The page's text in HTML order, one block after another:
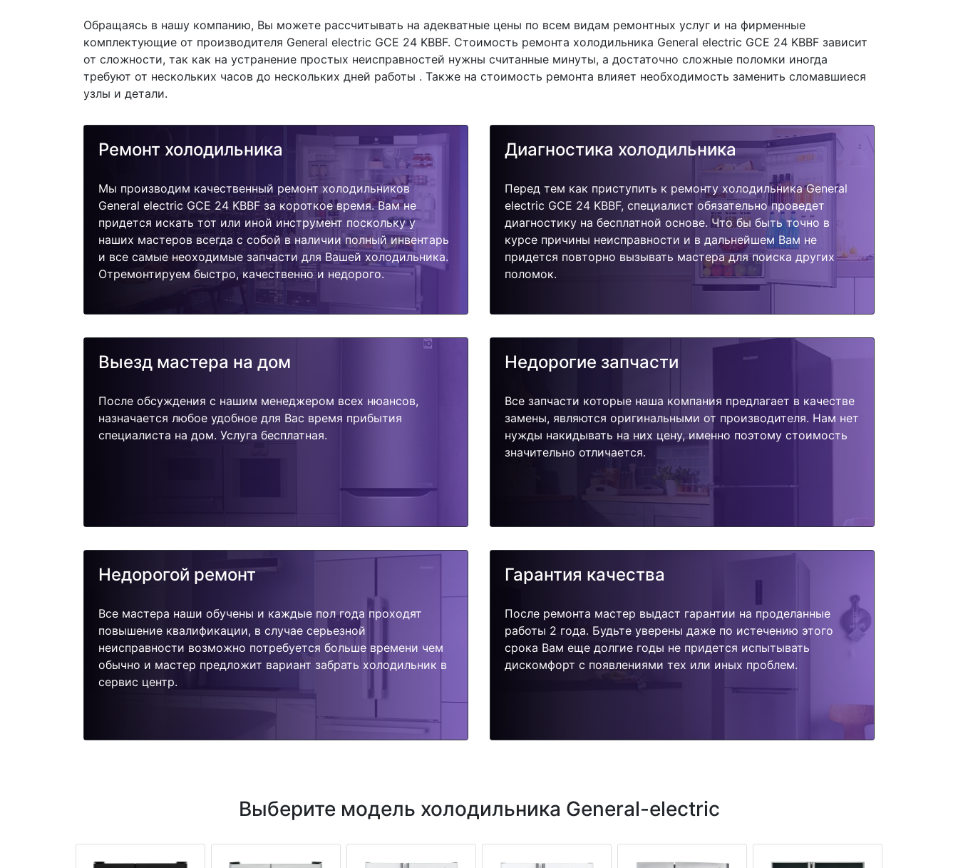
Обращаясь в нашу компанию, Вы можете рассчитывать на адекватные цены по всем видам ремонтных услуг и на фирменные
комплектующие от производителя General electric GCE 24 KBBF. Стоимость ремонта холодильника General electric GCE 24 KBBF зависит
от сложности, так как на устранение простых неисправностей нужны считанные минуты, а достаточно сложные поломки иногда
требуют от нескольких часов до нескольких дней работы . Также на стоимость ремонта влияет необходимость заменить сломавшиеся
узлы и детали.
Ремонт холодильника
Мы производим качественный ремонт холодильников
General electric GCE 24 KBBF за короткое время. Вам не
придется искать тот или иной инструмент поскольку у
наших мастеров всегда с собой в наличии полный инвентарь
и все самые неоходимые запчасти для Вашей холодильника.
Отремонтируем быстро, качественно и недорого.
Диагностика холодильника
Перед тем как приступить к ремонту холодильника General
electric GCE 24 KBBF, специалист обязательно проведет
диагностику на бесплатной основе. Что бы быть точно в
курсе причины неисправности и в дальнейшем Вам не
придется повторно вызывать мастера для поиска других
поломок.
Выезд мастера на дом
После обсуждения с нашим менеджером всех нюансов,
назначается любое удобное для Вас время прибытия
специалиста на дом. Услуга бесплатная.
Недорогие запчасти
Все запчасти которые наша компания предлагает в качестве
замены, являются оригинальными от производителя. Нам нет
нужды накидывать на них цену, именно поэтому стоимость
значительно отличается.
Недорогой ремонт
Все мастера наши обучены и каждые пол года проходят
повышение квалификации, в случае серьезной
неисправности возможно потребуется больше времени чем
обычно и мастер предложит вариант забрать холодильник в
сервис центр.
Гарантия качества
После ремонта мастер выдаст гарантии на проделанные
работы 2 года. Будьте уверены даже по истечению этого
срока Вам еще долгие годы не придется испытывать
дискомфорт с появлениями тех или иных проблем.
Выберите модель холодильника General-electric